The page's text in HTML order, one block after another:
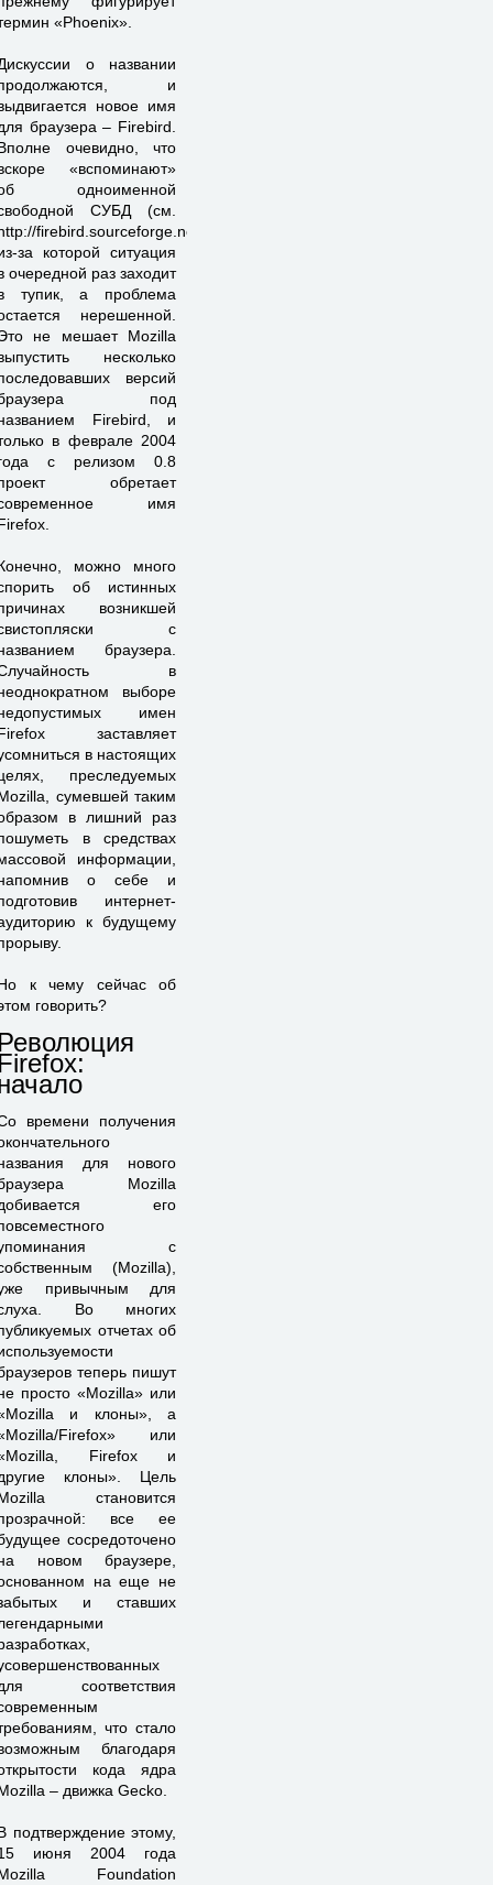
«Phoenix».
о названии
и
новое имя
браузера – Firebird.
очевидно, что
«вспоминают»
одноименной
СУБД (см.
firebird.sourceforge.net),
за которой ситуация
очередной раз заходит
тупик, а проблема
нерешенной.
не мешает Mozilla
несколько
версий
под
Firebird, и
в феврале 2004
с релизом 0.8
обретает
имя
можно много
об истинных
возникшей
с
браузера.
в
выборе
имен
заставляет
в настоящих
преследуемых
сумевшей таким
в лишний раз
в средствах
информации,
о себе и
интернет-
к будущему
к чему сейчас об
говорить?
времени получения
для нового
Mozilla
его
с
(Mozilla),
привычным для
Во многих
отчетах об
теперь пишут
просто «Mozilla» или
и клоны», а
Firefox» или
Firefox и
клоны». Цель
становится
все ее
сосредоточено
новом браузере,
на еще не
и ставших
соответствия
что стало
благодаря
кода ядра
– движка Gecko.
подтверждение этому,
июня 2004 года
Foundation